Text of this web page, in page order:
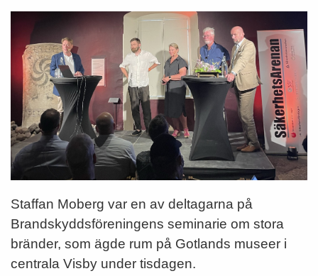
Staffan Moberg var en av deltagarna på
Brandskyddsföreningens seminarie om stora
bränder, som ägde rum på Gotlands museer i
centrala Visby under tisdagen.